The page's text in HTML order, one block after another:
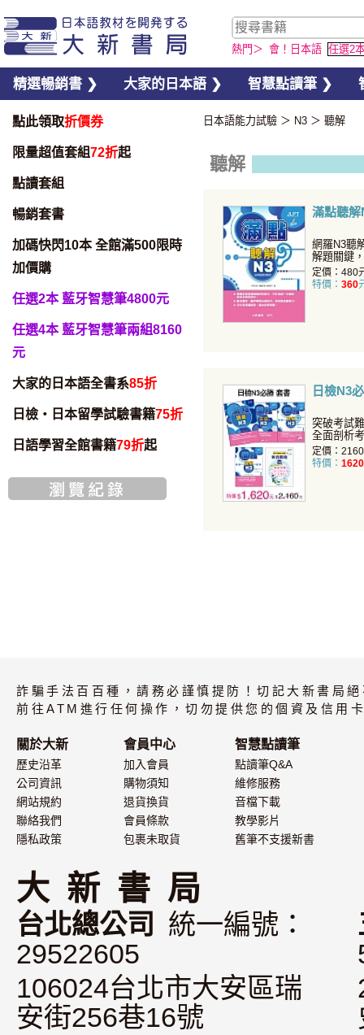
熱門＞ 會！日本語 任選2
精選暢銷書 ❯ 大家的日本語 ❯ 智慧點讀筆 ❯
點此領取折價券
限量超值套組72折起
點讀套組
暢銷套書
加碼快閃10本 全館滿500限時
加價購
任選2本 藍牙智慧筆4800元
任選4本 藍牙智慧筆兩組8160
元
大家的日本語全書系85折
日檢・日本留學試驗書籍75折
日語學習全館書籍79折起
日本語能力試驗 ＞ N3 ＞ 聽解
聽解
滿點聽
網羅N3聽
解題關鍵
定價：480
特價： 360
日檢N3
突破考試
全面剖析
題關鍵，
定價：
特價： 1620
詐騙手法百百種，請務必謹慎提防！切記大新書局
前往ATM進行任何操作，切勿提供您的個資及信用
關於大新
歷史沿革
公司資訊
網站規約
聯絡我們
隱私政策
會員中心
加入會員
購物須知
退貨換貨
會員條款
包裹未取貨
智慧點讀筆
點讀筆Q&A
維修服務
音檔下載
教學影片
舊筆不支援新書
大 新 書 局
台北總公司
統一編號：
29522605
106024台北市大安區瑞
安街256巷16號